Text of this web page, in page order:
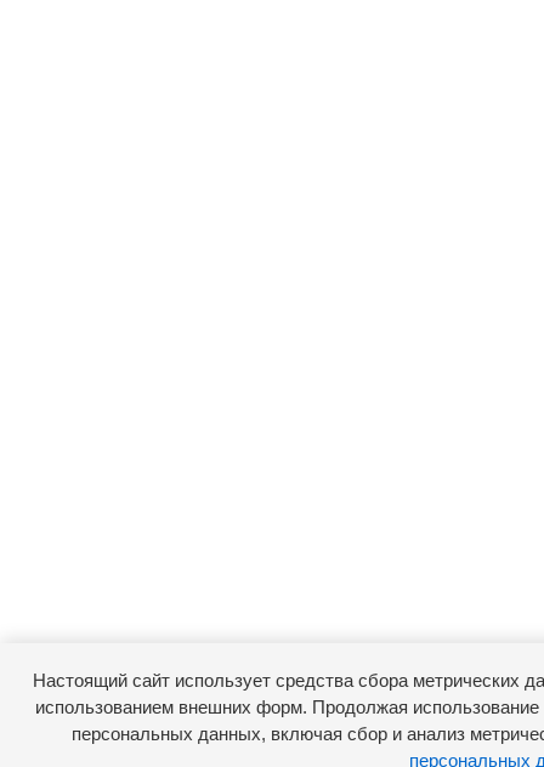
Настоящий сайт использует средства сбора метрических
использованием внешних форм. Продолжая
персональных данных, включая сбор и анализ
персональных